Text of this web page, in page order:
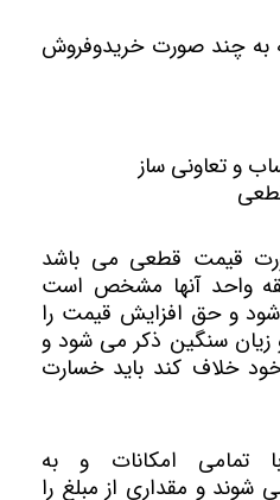
به چند صورت خریدوفروش
قیمت قطعی می باشد
واحد آنها مشخص است
و حق افزایش قیمت را
و زیان سنگین ذکر می شود و
خلاف کند باید خسارت
تمامی امکانات و به
و مقداری از مبلغ را